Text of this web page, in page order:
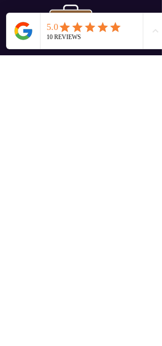
En elTRABAJOson personas que les